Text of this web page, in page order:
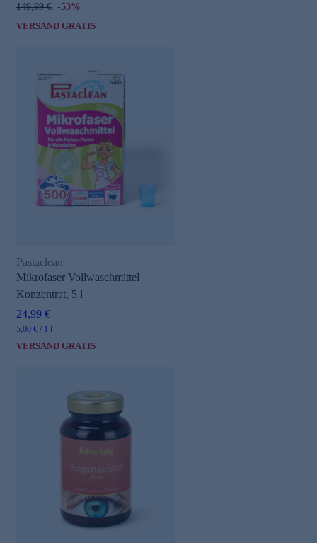
149,99 € -53%
VERSAND GRATIS
Pastaclean
Mikrofaser Vollwaschmittel
Konzentrat, 5 l
24,99 €
5,00 € / 1 l
VERSAND GRATIS